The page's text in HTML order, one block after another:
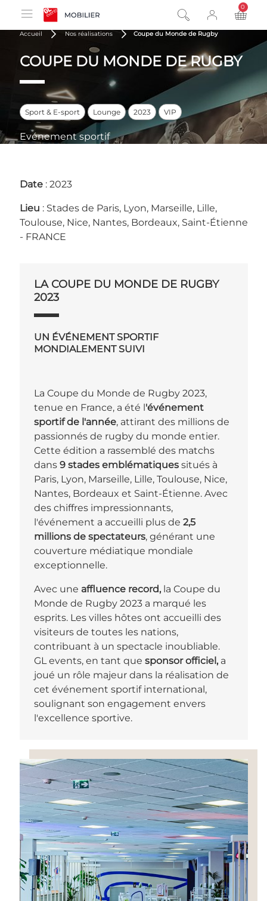
0
Accueil Nos réalisations Coupe du Monde de Rugby
COUPE DU MONDE DE RUGBY
Sport & E-sport Lounge 2023 VIP
Evénement sportif
Date: 2023
Lieu : Stades de Paris, Lyon, Marseille, Lille,
Toulouse, Nice, Nantes, Bordeaux, Saint-Étienne
- FRANCE
LA COUPE DU MONDE DE RUGBY
2023
UN ÉVÉNEMENT SPORTIF
MONDIALEMENT SUIVI
La Coupe du Monde de Rugby 2023,
tenue en France, a été l'événement
sportif de l'année, attirant des millions de
passionnés de rugby du monde entier.
Cette édition a rassemblé des matchs
dans9 stades emblématiquessitués à
Paris, Lyon, Marseille, Lille, Toulouse, Nice,
Nantes, Bordeaux et Saint-Étienne. Avec
des chiffres impressionnants,
l'événement a accueilli plus de 2,5
millions de spectateurs, générant une
couverture médiatique mondiale
exceptionnelle.
Avec une affluence record,la Coupe du
Monde de Rugby 2023 a marqué les
esprits. Les villes hôtes ont accueilli des
visiteurs de toutes les nations,
contribuant à un spectacle inoubliable.
GL events, en tant que sponsor officiel,a
joué un rôle majeur dans la réalisation de
cet événement sportif international,
soulignant son engagement envers
l'excellence sportive.